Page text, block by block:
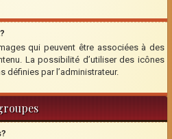
qui peuvent être associées à des
La possibilité d’utiliser des icônes
définies par l’administrateur.